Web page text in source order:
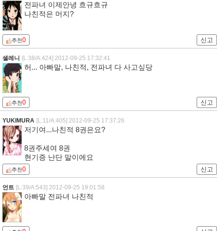
전파녀 이제안녕 흐규흐규
나친적은 머지?
추천0 신고
셀레니 [L:38/A:424] 2012-09-25 17:32:41
허... 아빠말, 나친적, 전파녀 다 사고싶당
추천0 신고
YUKIMURA [L:11/A:405] 2012-09-25 17:37:26
저기여...나친적 8권은요?
8권주세여 8권
현기증 난단 말이에요
추천0 신고
언트 [L:39/A:543] 2012-09-25 19:01:58
아빠말 전파녀 나친적